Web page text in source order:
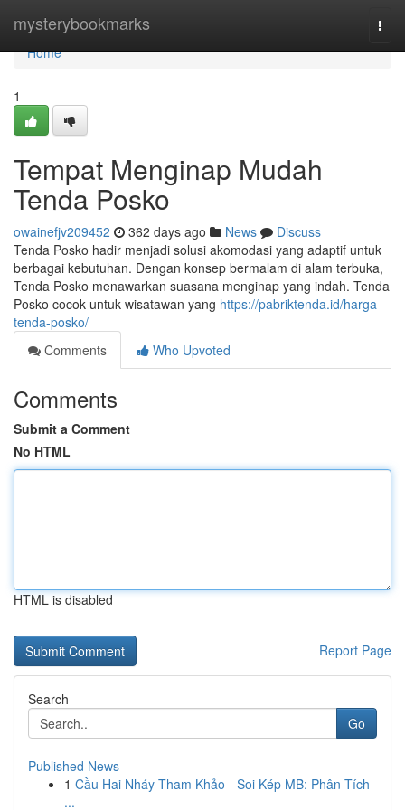
mysterybookmarks
Home
Home
1
Tempat Menginap Mudah
Tenda Posko
owainefjv209452 362 days ago News
Discuss
Tenda Posko hadir menjadi solusi akomodasi yang adaptif untuk
berbagai kebutuhan. Dengan konsep bermalam di alam terbuka,
Tenda Posko menawarkan suasana menginap yang indah. Tenda
Posko cocok untuk wisatawan yang https://pabriktenda.id/harga-
tenda-posko/
Comments
Who Upvoted
Comments
Submit a Comment
No HTML
HTML is disabled
Report Page
Search
Go
Published News
1 Cầu Hai Nháy Tham Khảo - Soi Kép MB: Phân Tích
...